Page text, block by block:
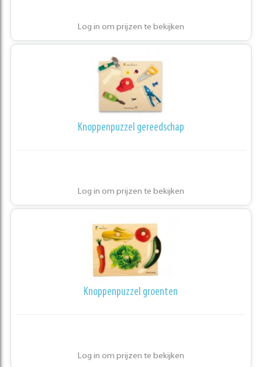
Log in om prijzen te bekijken
Knoppenpuzzel gereedschap
Log in om prijzen te bekijken
Knoppenpuzzel groenten
Log in om prijzen te bekijken